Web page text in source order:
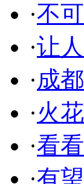
·不
·让
·成
·火
·看
·有